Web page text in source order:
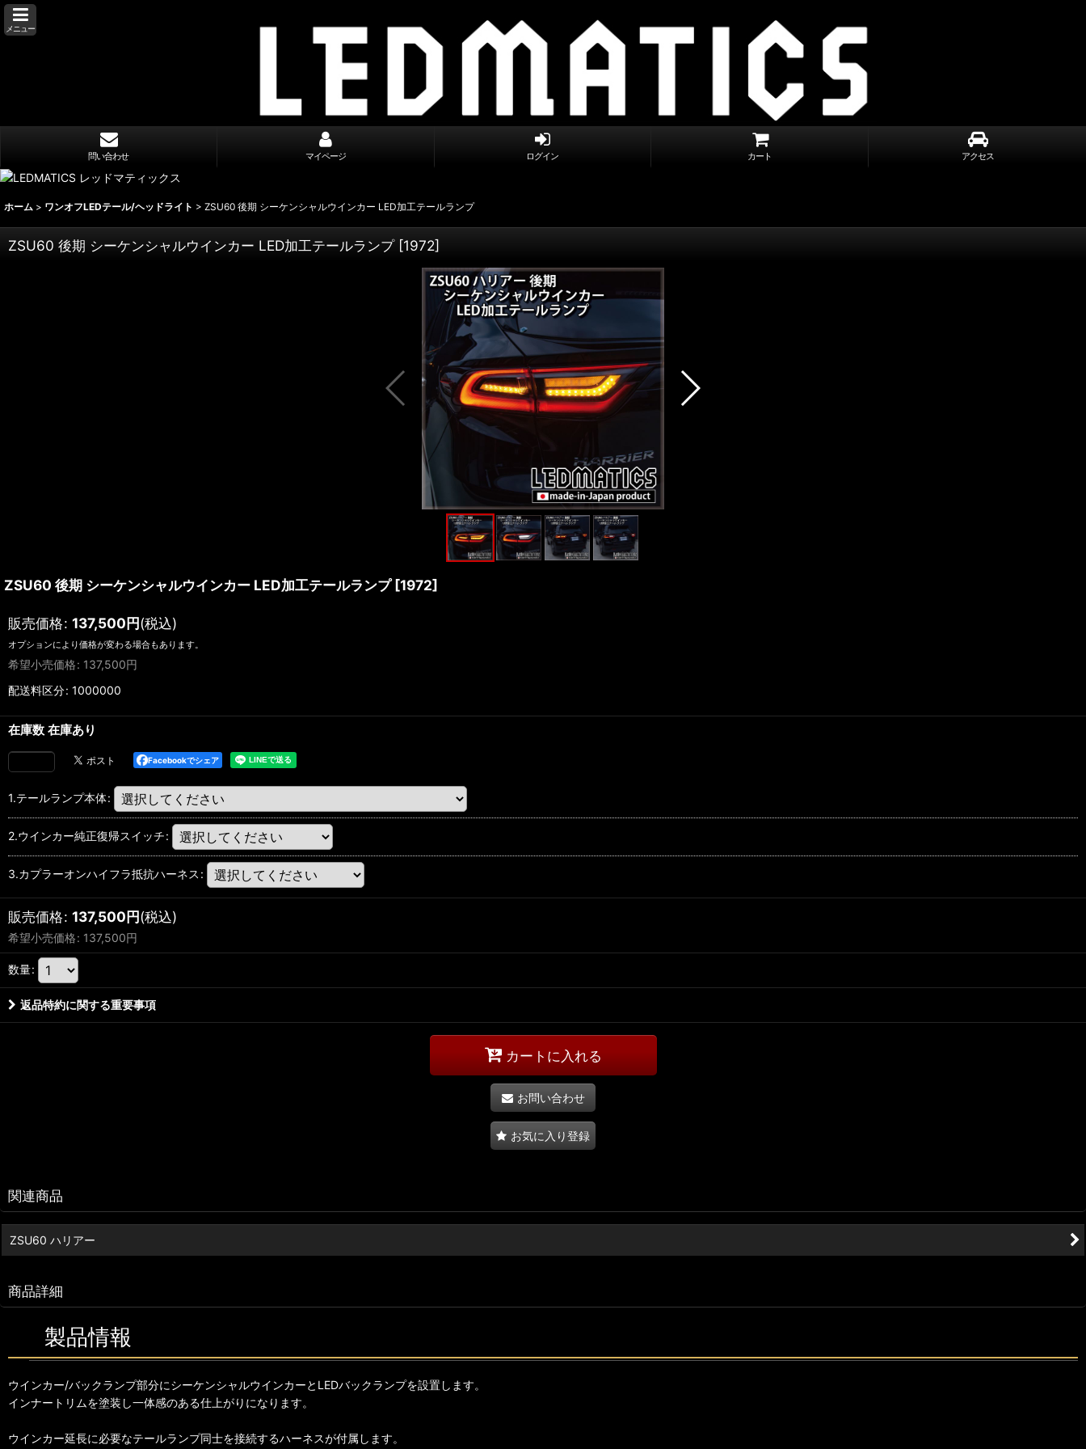
メニュー
問い合わせ マイページ ログイン カート アクセス
ホーム > ワンオフLEDテール/ヘッドライト > ZSU60 後期 シーケンシャルウインカー LED加工テールランプ
ZSU60 後期 シーケンシャルウインカー LED加工テールランプ [1972]
ZSU60 後期 シーケンシャルウインカー LED加工テールランプ [1972]
販売価格: 137,500円(税込)
オプションにより価格が変わる場合もあります。
希望小売価格: 137,500円
配送料区分: 1000000
在庫数 在庫あり
Facebookでシェア
1.テールランプ本体:
2.ウインカー純正復帰スイッチ:
3.カプラーオンハイフラ抵抗ハーネス :
販売価格: 137,500円(税込)
希望小売価格: 137,500円
数量:
返品特約に関する重要事項
カートに入れる
お問い合わせ
お気に入り登録
関連商品
ZSU60 ハリアー
商品詳細
製品情報
ウインカー/バックランプ部分にシーケンシャルウインカーとLEDバックランプを設置します。
インナートリムを塗装し一体感のある仕上がりになります。
ウインカー延長に必要なテールランプ同士を接続するハーネスが付属します。